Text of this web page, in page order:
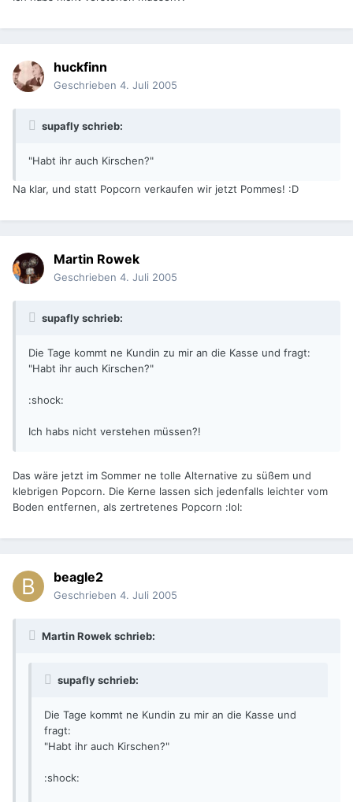
huckfinn
Geschrieben 4. Juli 2005
supafly schrieb:
"Habt ihr auch Kirschen?"
Na klar, und statt Popcorn verkaufen wir jetzt Pommes! :D
Martin Rowek
Geschrieben 4. Juli 2005
supafly schrieb:
Die Tage kommt ne Kundin zu mir an die Kasse und fragt:
"Habt ihr auch Kirschen?"
:shock:
Ich habs nicht verstehen müssen?!
Das wäre jetzt im Sommer ne tolle Alternative zu süßem und
klebrigen Popcorn. Die Kerne lassen sich jedenfalls leichter vom
Boden entfernen, als zertretenes Popcorn :lol:
beagle2
Geschrieben 4. Juli 2005
Martin Rowek schrieb:
supafly schrieb:
Die Tage kommt ne Kundin zu mir an die Kasse und
fragt:
"Habt ihr auch Kirschen?"
:shock: